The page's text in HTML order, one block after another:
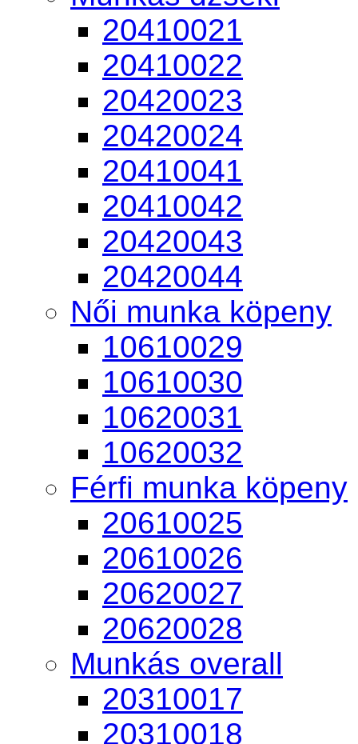
20410021
20410022
20420023
20420024
20410041
20410042
20420043
20420044
Női munka köpeny
10610029
10610030
10620031
10620032
Férfi munka köpeny
20610025
20610026
20620027
20620028
Munkás overall
20310017
20310018